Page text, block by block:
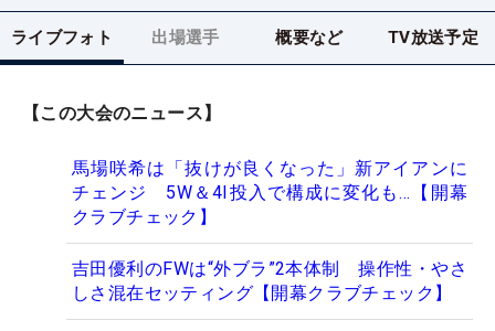
ライブフォト 出場選手 概要など TV放送予定
【この大会のニュース】
馬場咲希は「抜けが良くなった」新アイアンに
チェンジ 5W＆4I投入で構成に変化も…【開幕
クラブチェック】
吉田優利のFWは“外ブラ”2本体制 操作性・やさ
しさ混在セッティング【開幕クラブチェック】